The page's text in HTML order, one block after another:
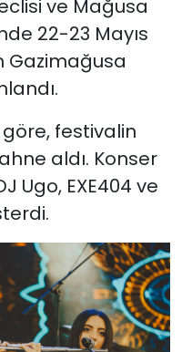
ve Mağusa
22-23 Mayıs
Gazimağusa
göre, festivalin
aldı. Konser
Ugo, EXE404 ve